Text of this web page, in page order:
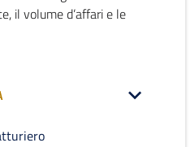
il volume d’affari e le